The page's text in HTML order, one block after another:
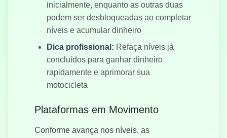
inicialmente, enquanto as outras duas
podem ser desbloqueadas ao completar
níveis e acumular dinheiro
Dica profissional: Refaça níveis já
concluídos para ganhar dinheiro
rapidamente e aprimorar sua
motocicleta
Plataformas em Movimento
Conforme avança nos níveis, as